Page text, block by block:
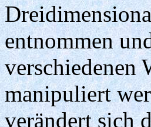
entnommen
verschiedenen
manipuliert
verändert sich